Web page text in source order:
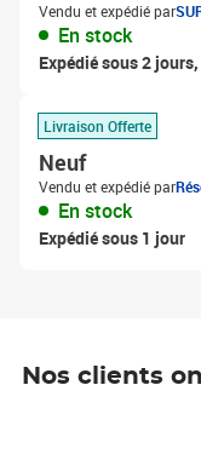
Vendu et expédié par
En stock
Expédié sous 2
Livraison Offerte
Neuf
Vendu et expédié par
En stock
Expédié sous 1 jour
Nos clients